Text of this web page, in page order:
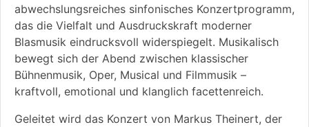
abwechslungsreiches sinfonisches Konzertprogramm,
das die Vielfalt und Ausdruckskraft moderner
Blasmusik eindrucksvoll widerspiegelt. Musikalisch
bewegt sich der Abend zwischen klassischer
Bühnenmusik, Oper, Musical und Filmmusik –
kraftvoll, emotional und klanglich facettenreich.
Geleitet wird das Konzert von Markus Theinert, der